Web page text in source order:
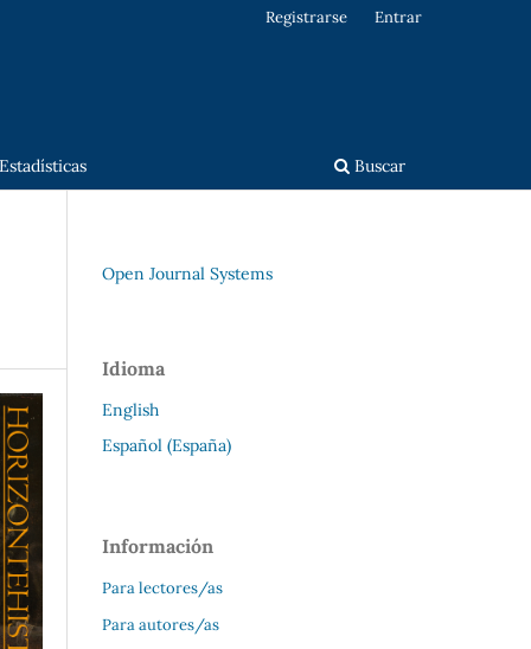
Estadísticas Buscar
Registrarse Entrar
Open Journal Systems
Idioma
English
Español (España)
Información
Para lectores/as
Para autores/as